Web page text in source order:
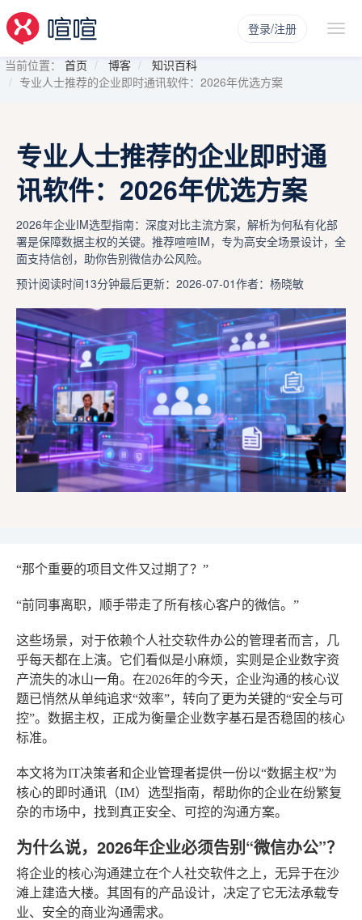
登录/注册
当前位置： 首页 博客
知识百科
专业人士推荐的企业即时通讯软件：2026年优选方案
专业人士推荐的企业即时通
讯软件：2026年优选方案
2026年企业IM选型指南：深度对比主流方案，解析为何私有化部
署是保障数据主权的关键。推荐喧喧IM，专为高安全场景设计，全
面支持信创，助你告别微信办公风险。
预计阅读时间13分钟最后更新：2026-07-01作者：杨晓敏
“那个重要的项目文件又过期了？”
“前同事离职，顺手带走了所有核心客户的微信。”
这些场景，对于依赖个人社交软件办公的管理者而言，几
乎每天都在上演。它们看似是小麻烦，实则是企业数字资
产流失的冰山一角。在2026年的今天，企业沟通的核心议
题已悄然从单纯追求“效率”，转向了更为关键的“安全与可
控”。数据主权，正成为衡量企业数字基石是否稳固的核心
标准。
本文将为IT决策者和企业管理者提供一份以“数据主权”为
核心的即时通讯（IM）选型指南，帮助你的企业在纷繁复
杂的市场中，找到真正安全、可控的沟通方案。
为什么说，2026年企业必须告别“微信办公”？
将企业的核心沟通建立在个人社交软件之上，无异于在沙
滩上建造大楼。其固有的产品设计，决定了它无法承载专
业、安全的商业沟通需求。